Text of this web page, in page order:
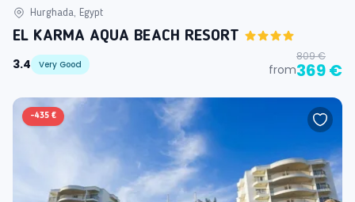
Hurghada, Egypt
EL KARMA AQUA BEACH RESORT
3.4
Very Good from
809 €
369 €
-435 €